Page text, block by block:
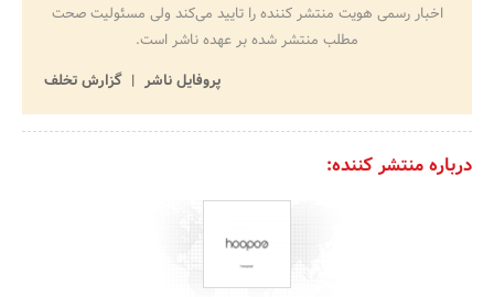
اخبار رسمی هویت منتشر کننده را تایید می‌کند ولی مسئولیت صحت
مطلب منتشر شده بر عهده ناشر است.
پروفایل ناشر
گزارش تخلف
درباره منتشر کننده: